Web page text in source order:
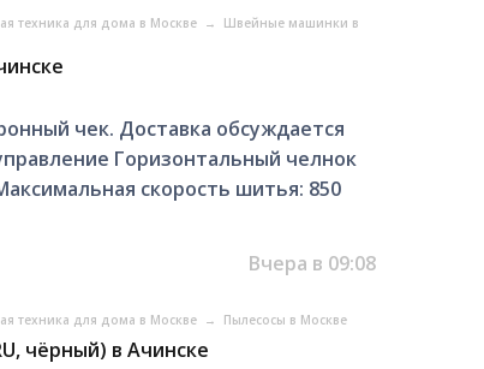
техника для дома в Москве → Швейные машинки в
чек. Доставка обсуждается
Горизонтальный челнок
скорость шитья: 850
Вчера в 09:08
техника для дома в Москве → Пылесосы в Москве
чёрный) в Ачинске